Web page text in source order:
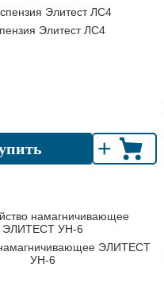
Элитест ЛС4
+
намагничивающее ЭЛИТЕСТ
УН-6